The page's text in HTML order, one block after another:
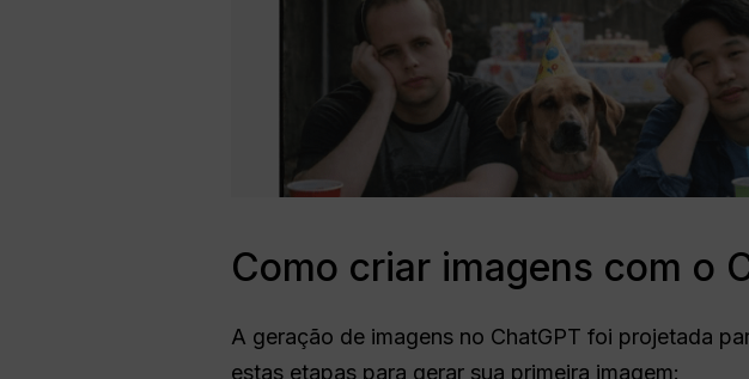
Como criar imagens com o
A geração de imagens no ChatGPT foi projetada
estas etapas para gerar sua primeira imagem: